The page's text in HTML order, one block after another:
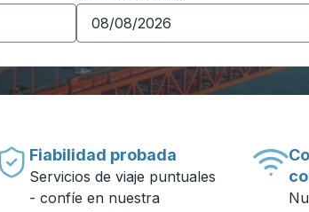
y luego use las teclas de flecha para
de destino para abrir las opciones de
Fiabilidad probada
Servicios de viaje puntuales
- confíe en nuestra